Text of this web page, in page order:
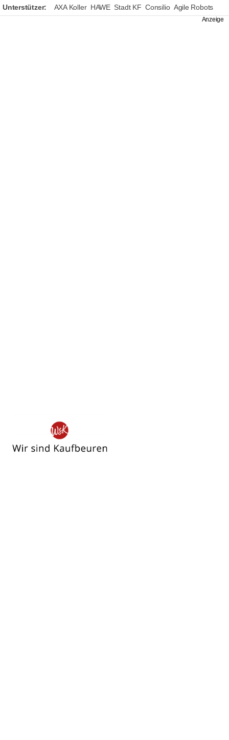
Unterstützer: AXA Koller HAWE Stadt KF Consilio Agile Robots